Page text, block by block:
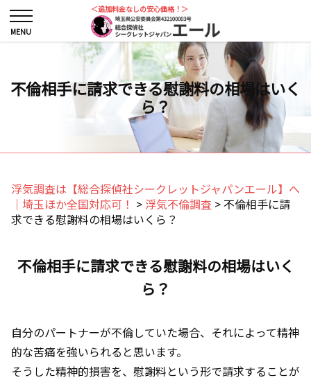
不倫相手に請求できる慰謝料の相場はいく
ら？
＜追加料金なしの安心価格！＞
浮気調査は【総合探偵社シークレットジャパンエール】へ
｜埼玉ほか全国対応可！ > 浮気不倫調査 >不倫相手に請
求できる慰謝料の相場はいくら？
不倫相手に請求できる慰謝料の相場はいく
ら？
自分のパートナーが不倫していた場合、それによって精神
的な苦痛を強いられると思います。
そうした精神的損害を、慰謝料という形で請求することが